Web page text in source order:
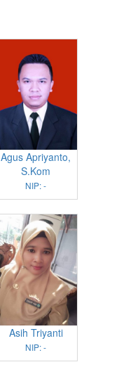
Agus Apriyanto,
S.Kom
NIP: -
Asih Triyanti
NIP: -